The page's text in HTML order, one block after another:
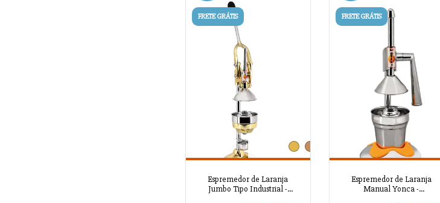
FRETE GRÁTIS
Espremedor de Laranja
Jumbo Tipo Industrial -
FRETE GRÁTIS
Espremedor de Laranja
Manual Yonca -